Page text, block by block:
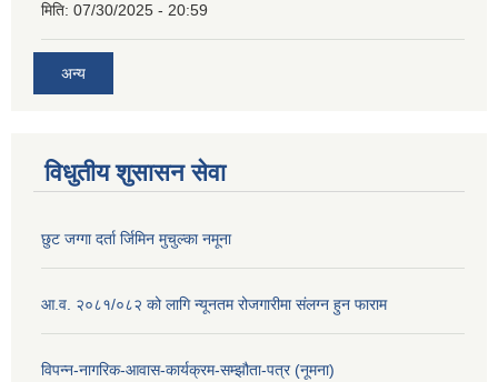
मिति: 07/30/2025 - 20:59
अन्य
विधुतीय शुसासन सेवा
छुट जग्गा दर्ता र्जिमिन मुचुल्का नमूना
आ.व. २०८१/०८२ को लागि न्यूनतम रोजगारीमा संलग्न हुन फाराम
विपन्न-नागरिक-आवास-कार्यक्रम-सम्झौता-पत्र (नूमना)